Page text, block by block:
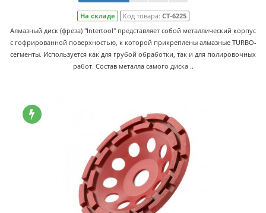
На складе Код товара: CT-6225
Алмазный диск (фреза) "Intertool" представляет собой металлический корпус
с гофрированной поверхностью, к которой прикреплены алмазные TURBO-
сегменты. Используется как для грубой обработки, так и для полировочных
работ. Состав металла самого диска ..